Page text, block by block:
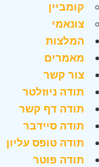
קומביין
צונאמי
המלצות
מאמרים
צור קשר
תודה ניוזלטר
תודה דף קשר
תודה סיידבר
תודה טופס עליון
תודה פוטר